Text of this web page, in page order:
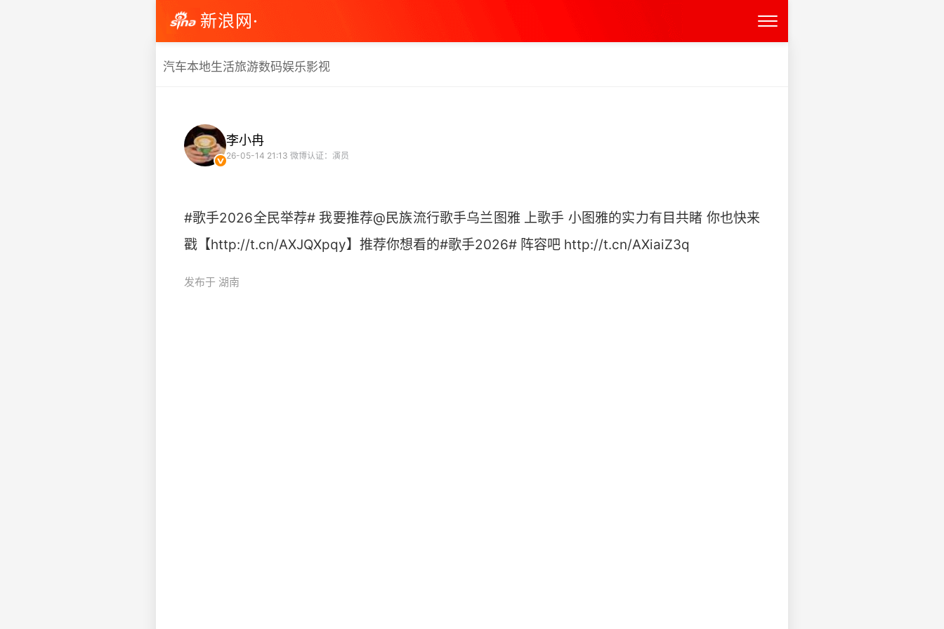
新浪网·
汽车本地生活旅游数码娱乐影视
李小冉
26-05-14 21:13 微博认证：演员
#歌手2026全民举荐# 我要推荐@民族流行歌手乌兰图雅 上歌手 小图雅的实力有目共睹 你也快来
戳【http://t.cn/AXJQXpqy】推荐你想看的#歌手2026# 阵容吧 http://t.cn/AXiaiZ3q ​
发布于 湖南